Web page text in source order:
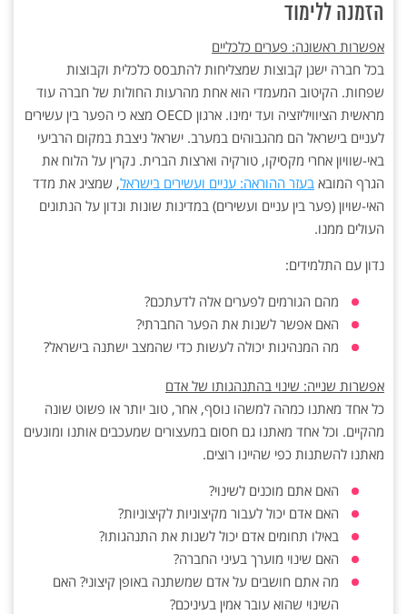
הזמנה ללימוד
אפשרות ראשונה: פערים כלכליים
בכל חברה ישנן קבוצות שמצליחות להתבסס כלכלית וקבוצות
שפחות. הקיטוב המעמדי הוא אחת מהרעות החולות של חברה עוד
מראשית הציוויליזציה ועד ימינו. ארגון OECD מצא כי הפער בין עשירים
לעניים בישראל הם מהגבוהים במערב. ישראל ניצבת במקום הרביעי
באי-שוויון אחרי מקסיקו, טורקיה וארצות הברית. נקרין על הלוח את
הגרף המובא בעזר ההוראה: עניים ועשירים בישראל, שמציג את מדד
האי-שויון (פער בין עניים ועשירים) במדינות שונות ונדון על הנתונים
העולים ממנו.
נדון עם התלמידים:
מהם הגורמים לפערים אלה לדעתכם?
האם אפשר לשנות את הפער החברתי?
מה המנהיגות יכולה לעשות כדי שהמצב ישתנה בישראל?
אפשרות שנייה: שינוי בהתנהגותו של אדם
כל אחד מאתנו כמהה למשהו נוסף, אחר, טוב יותר או פשוט שונה
מהקיים. וכל אחד מאתנו גם חסום במעצורים שמעכבים אותנו ומונעים
מאתנו להשתנות כפי שהיינו רוצים.
האם אתם מוכנים לשינוי?
האם אדם יכול לעבור מקיצוניות לקיצוניות?
באילו תחומים אדם יכול לשנות את התנהגותו?
האם שינוי מוערך בעיני החברה?
מה אתם חושבים על אדם שמשתנה באופן קיצוני? האם
השינוי שהוא עובר אמין בעיניכם?